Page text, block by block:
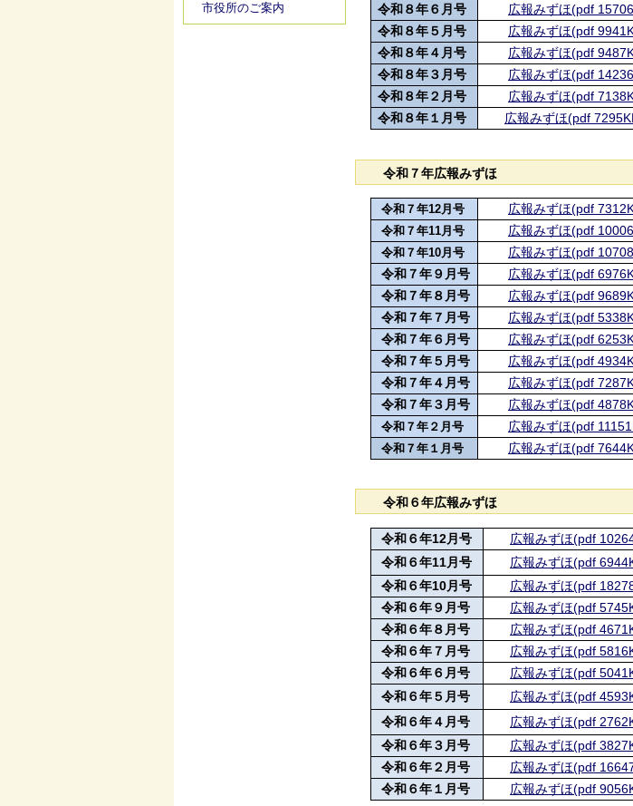
市役所のご案内
令和８年６月号
広報みずほ(pdf
令和８年５月号
広報みずほ(pdf
令和８年４月号
広報みずほ(pdf
令和８年３月号
広報みずほ(pdf
令和８年２月号
広報みずほ(pdf
令和８年１月号
広報みずほ(pdf
令和７年広報みずほ
令和７年12月号 広報みずほ(pdf
令和７年11月号 広報みずほ(pdf
令和７年10月号 広報みずほ(pdf
令和７年９月号
広報みずほ(pdf
令和７年８月号
広報みずほ(pdf
令和７年７月号
広報みずほ(pdf
令和７年６月号
広報みずほ(pdf
令和７年５月号
広報みずほ(pdf
令和７年４月号
広報みずほ(pdf
令和７年３月号
広報みずほ(pdf
令和７年２月号 広報みずほ(pdf
令和７年１月号 広報みずほ(pdf
令和６年広報みずほ
令和６年12月号 広報みずほ(pdf
令和６年11月号 広報みずほ(pdf
令和６年10月号 広報みずほ(pdf
令和６年９月号
広報みずほ(pdf
令和６年８月号
広報みずほ(pdf
令和６年７月号
広報みずほ(pdf
令和６年６月号
広報みずほ(pdf
令和６年５月号
広報みずほ(pdf
令和６年４月号
広報みずほ(pdf
令和６年３月号
広報みずほ(pdf
令和６年２月号
広報みずほ(pdf
令和６年１月号
広報みずほ(pdf